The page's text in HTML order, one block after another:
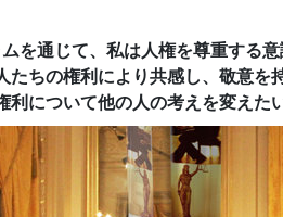
を通じて、私は人権を尊重する
たちの権利により共感し、敬意を
利について他の人の考えを変えた